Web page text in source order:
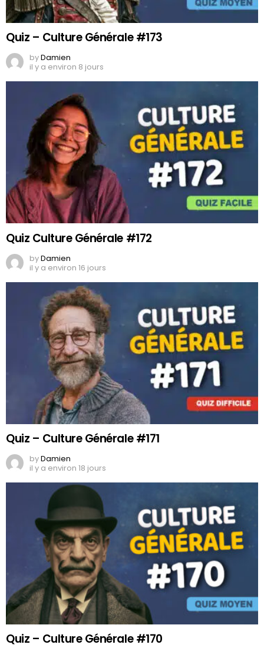
Quiz – Culture Générale #173
byDamien
il y a environ 8 jours
Quiz Culture Générale #172
byDamien
il y a environ 16 jours
Quiz – Culture Générale #171
byDamien
il y a environ 18 jours
Quiz – Culture Générale #170